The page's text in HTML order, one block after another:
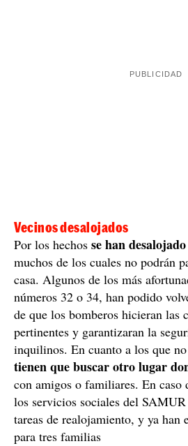
Vecinos desalojados
Por los hechos se han
muchos de los cuales no podrán
casa. Algunos de los más
números 32 o 34, han podido
de que los bomberos hicieran las
pertinentes y garantizaran la
inquilinos. En cuanto a los que
tienen que buscar otro lugar
con amigos o familiares. En caso
los servicios sociales del
tareas de realojamiento, y ya han
para tres familias